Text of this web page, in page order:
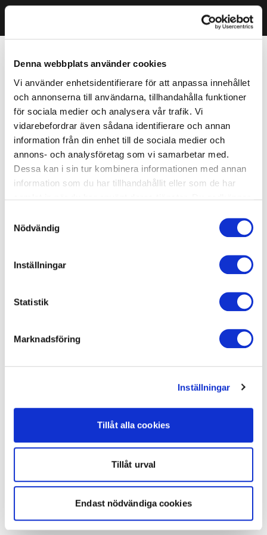
Denna webbplats använder cookies
Vi använder enhetsidentifierare för att anpassa innehållet
och annonserna till användarna, tillhandahålla funktioner
för sociala medier och analysera vår trafik. Vi
vidarebefordrar även sådana identifierare och annan
information från din enhet till de sociala medier och
annons- och analysföretag som vi samarbetar med.
Dessa kan i sin tur kombinera informationen med annan
information som du har tillhandahållit eller som de har
Nödvändig
Inställningar
Statistik
Marknadsföring
Inställningar
Tillåt alla cookies
Tillåt urval
Endast nödvändiga cookies